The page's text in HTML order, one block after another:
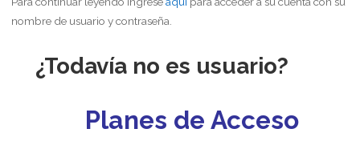
nombre de usuario y contraseña.
¿Todavía no es usuario?
Planes de Acceso